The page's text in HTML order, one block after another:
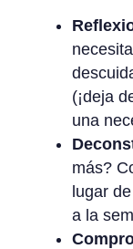
(¡deja
una
más?
lugar
a la